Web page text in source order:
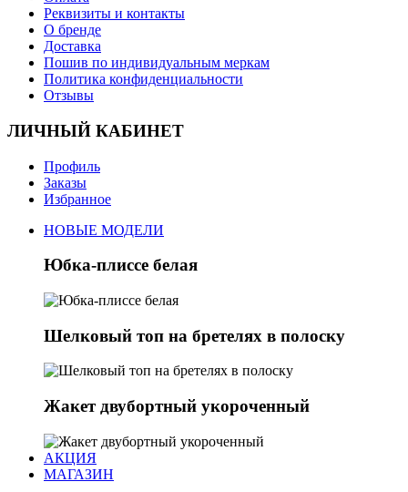
Реквизиты и контакты
О бренде
Доставка
Пошив по индивидуальным меркам
Политика конфиденциальности
Отзывы
ЛИЧНЫЙ КАБИНЕТ
Профиль
Заказы
Избранное
НОВЫЕ МОДЕЛИ
Юбка-плиссе белая
Шелковый топ на бретелях в полоску
Жакет двубортный укороченный
АКЦИЯ
МАГАЗИН